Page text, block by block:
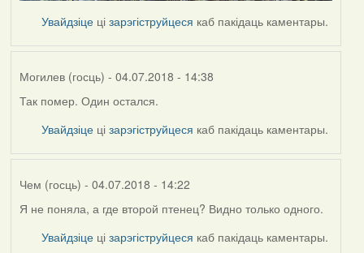
Увайдзіце цізарэгіструйцеся каб пакідаць каментары.
Могилев (госць) - 04.07.2018 - 14:38
Так помер. Один остался.
Увайдзіце цізарэгіструйцеся каб пакідаць каментары.
Чем (госць) - 04.07.2018 - 14:22
Я не поняла, а где второй птенец? Видно только одного.
Увайдзіце цізарэгіструйцеся каб пакідаць каментары.